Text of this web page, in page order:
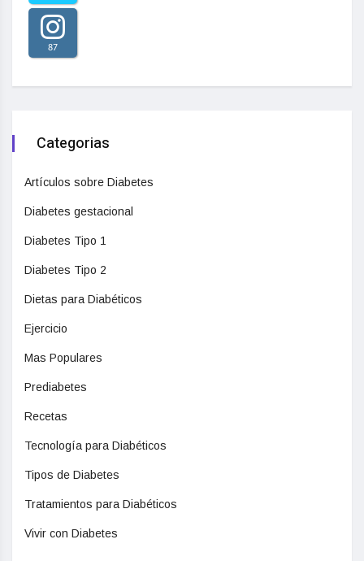
87
Categorias
Artículos sobre Diabetes
Diabetes gestacional
Diabetes Tipo 1
Diabetes Tipo 2
Dietas para Diabéticos
Ejercicio
Mas Populares
Prediabetes
Recetas
Tecnología para Diabéticos
Tipos de Diabetes
Tratamientos para Diabéticos
Vivir con Diabetes